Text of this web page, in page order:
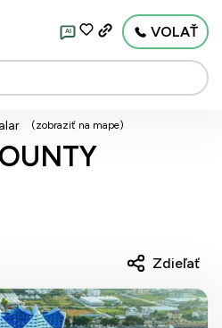
AI VOLAŤ
(zobraziť na mape)
Zdieľať